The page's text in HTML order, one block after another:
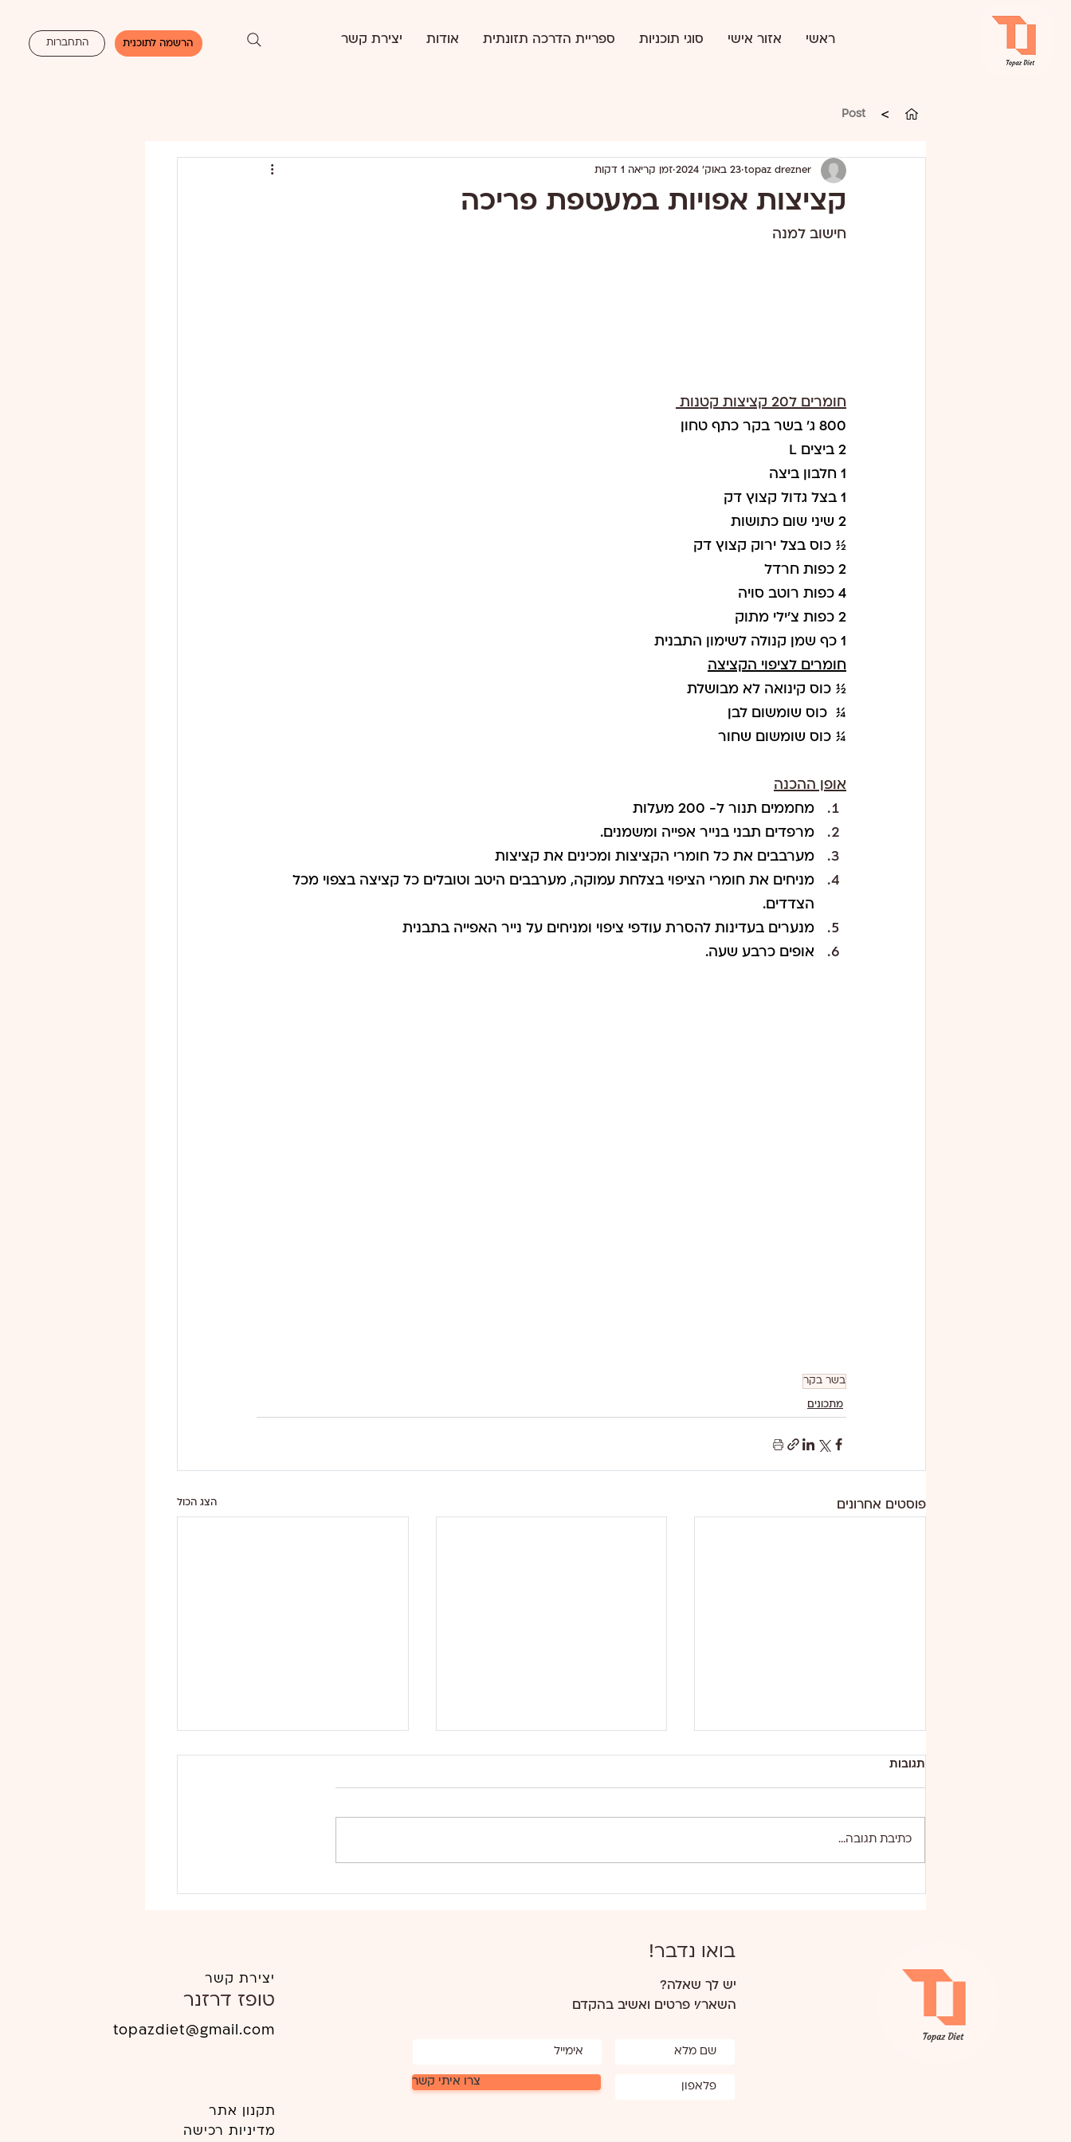
התחברות הרשמה לתוכנית ראשי אזור אישי סוגי תוכניות ספריית הדרכה תזונתית אודות יצירת קשר
>
Post
קציצות אפויות במעטפת פריכה
topaz drezner 23 באוק׳ 2024 זמן קריאה 1 דקות
חישוב למנה
חומרים ל20 קציצות קטנות
800 ג' בשר בקר כתף טחון
2 ביצים L
1 חלבון ביצה
1 בצל גדול קצוץ דק
2 שיני שום כתושות
½ כוס בצל ירוק קצוץ דק
2 כפות חרדל
4 כפות רוטב סויה
2 כפות צ'ילי מתוק
1 כף שמן קנולה לשימון התבנית
חומרים לציפוי הקציצה
½ כוס קינואה לא מבושלת
¼  כוס שומשום לבן
¼ כוס שומשום שחור
אופן ההכנה
מחממים תנור ל- 200 מעלות
מרפדים תבני בנייר אפייה ומשמנים.
מערבבים את כל חומרי הקציצות ומכינים את קציצות
מניחים את חומרי הציפוי בצלחת עמוקה, מערבבים היטב וטובלים כל קציצה בצפוי מכל
הצדדים.
מנערים בעדינות להסרת עודפי ציפוי ומניחים על נייר האפייה בתבנית
אופים כרבע שעה.
בשר בקר
מתכונים
פוסטים אחרונים הצג הכול
סלט קינואה ועדשים שחורות
תגובות
כתיבת תגובה...
יצירת קשר
טופז דרזנר
topazdiet@gmail.com
תקנון אתר
מדיניות רכישה
בואו נדבר!
יש לך שאלה?
השאר/י פרטים ואשיב בהקדם
צרו איתי קשר